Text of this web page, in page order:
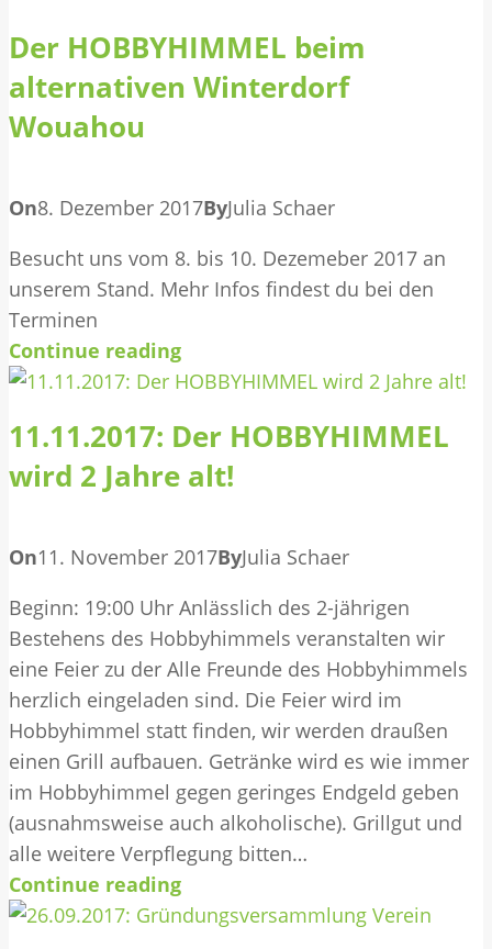
Der HOBBYHIMMEL beim
alternativen Winterdorf
Wouahou
On8. Dezember 2017ByJulia Schaer
Besucht uns vom 8. bis 10. Dezemeber 2017 an
unserem Stand. Mehr Infos findest du bei den
Terminen
Continue reading
11.11.2017: Der HOBBYHIMMEL
wird 2 Jahre alt!
On11. November 2017ByJulia Schaer
Beginn: 19:00 Uhr Anlässlich des 2-jährigen
Bestehens des Hobbyhimmels veranstalten wir
eine Feier zu der Alle Freunde des Hobbyhimmels
herzlich eingeladen sind. Die Feier wird im
Hobbyhimmel statt finden, wir werden draußen
einen Grill aufbauen. Getränke wird es wie immer
im Hobbyhimmel gegen geringes Endgeld geben
(ausnahmsweise auch alkoholische). Grillgut und
alle weitere Verpflegung bitten…
Continue reading